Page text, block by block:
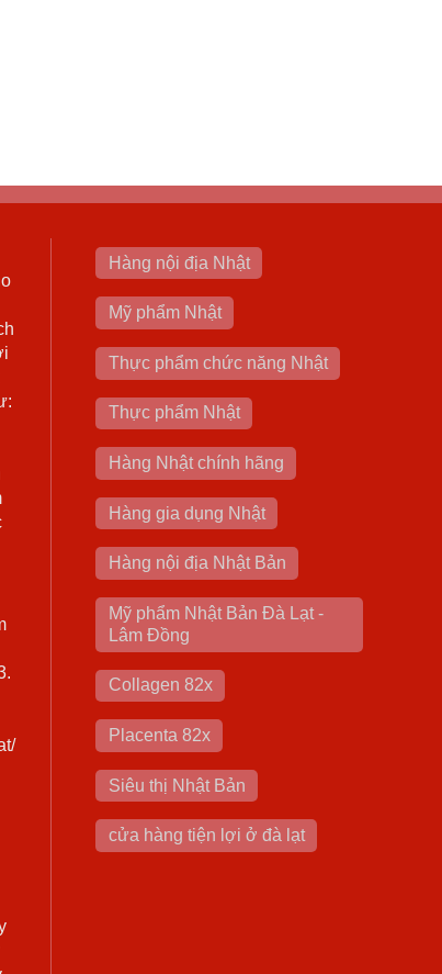
Hàng nội địa Nhật
Mỹ phẩm Nhật
Thực phẩm chức năng Nhật
Thực phẩm Nhật
Hàng Nhật chính hãng
Hàng gia dụng Nhật
Hàng nội địa Nhật Bản
Mỹ phẩm Nhật Bản Đà Lạt -
Lâm Đồng
Collagen 82x
Placenta 82x
Siêu thị Nhật Bản
cửa hàng tiện lợi ở đà lạt